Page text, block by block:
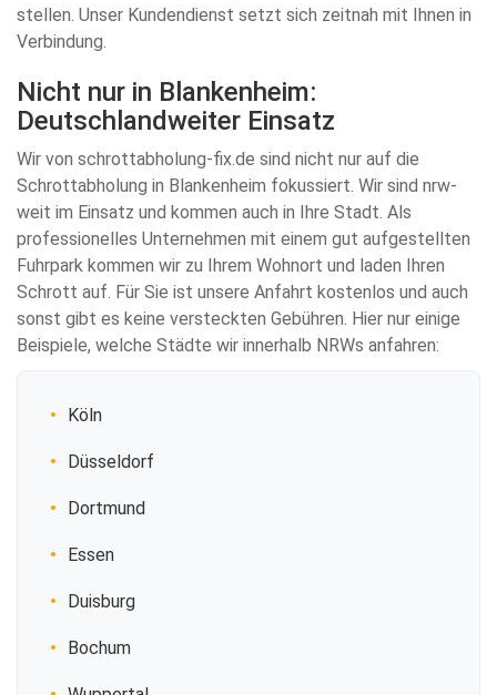
stellen. Unser Kundendienst setzt sich zeitnah mit Ihnen in
Verbindung.
Nicht nur in Blankenheim:
Deutschlandweiter Einsatz
Wir von schrottabholung-fix.de sind nicht nur auf die
Schrottabholung in Blankenheim fokussiert. Wir sind nrw-
weit im Einsatz und kommen auch in Ihre Stadt. Als
professionelles Unternehmen mit einem gut aufgestellten
Fuhrpark kommen wir zu Ihrem Wohnort und laden Ihren
Schrott auf. Für Sie ist unsere Anfahrt kostenlos und auch
sonst gibt es keine versteckten Gebühren. Hier nur einige
Beispiele, welche Städte wir innerhalb NRWs anfahren:
Köln
Düsseldorf
Dortmund
Essen
Duisburg
Bochum